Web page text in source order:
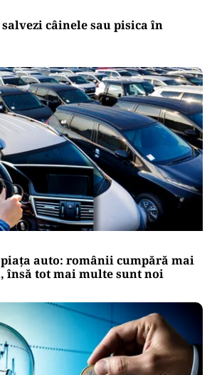
salvezi câinele sau pisica în
piața auto: românii cumpără mai
însă tot mai multe sunt noi